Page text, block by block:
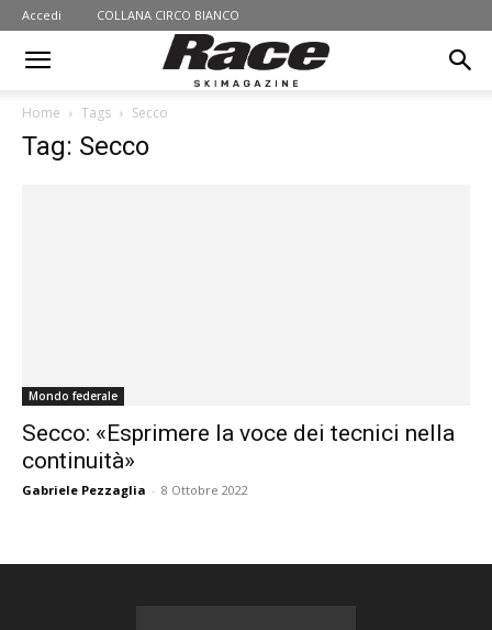
Accedi COLLANA CIRCO BIANCO
Home Tags Secco
Tag: Secco
Mondo federale
Secco: «Esprimere la voce dei tecnici nella
continuità»
Gabriele Pezzaglia - 8 Ottobre 2022